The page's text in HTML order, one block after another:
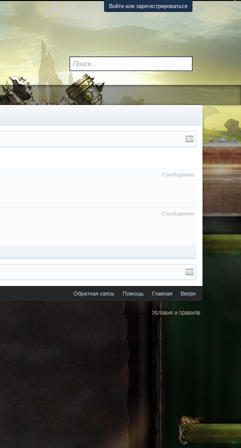
Войти или зарегистрироваться
Сообщение
Сообщение
Обратная связь Помощь Главная Вверх
Условия и правила